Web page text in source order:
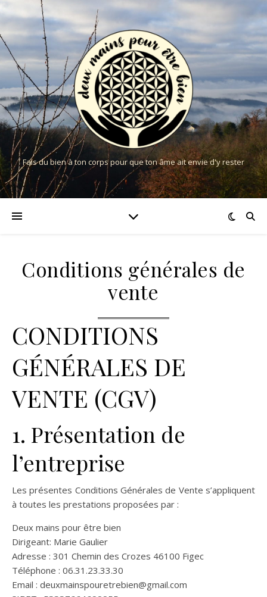
Fais du bien à ton corps pour que ton âme ait envie d'y rester
Conditions générales de
vente
CONDITIONS
GÉNÉRALES DE
VENTE (CGV)
1. Présentation de
l’entreprise
Les présentes Conditions Générales de Vente s’appliquent
à toutes les prestations proposées par :
Deux mains pour être bien
Dirigeant: Marie Gaulier
Adresse : 301 Chemin des Crozes 46100 Figec
Téléphone : 06.31.23.33.30
Email : deuxmainspouretrebien@gmail.com